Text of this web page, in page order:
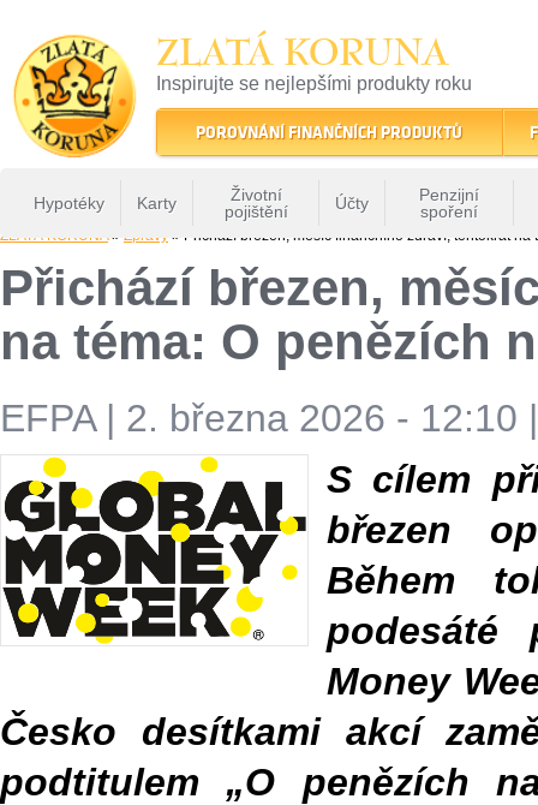
ZLATÁ KORUNA
Inspirujte se nejlepšími produkty roku
22 let tradice a kvality na finančním trhu
POROVNÁNÍ FINANČNÍCH PRODUKTŮ
Hypotéky Karty
Životní
pojištění
Účty
Penzijní
spoření
ZLATÁ KORUNA» Zprávy » Přichází březen, měsíc finančního zdraví, tentokrát na
Přichází březen,
na téma: O penězích
EFPA| 2. března 2026 - 12:10
S cílem
březen
Během
podesáté
Money
Česko desítkami akcí
podtitulem „O penězích